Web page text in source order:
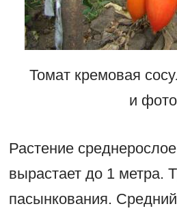
Томат кремовая
и фото
Растение
вырастает до 1 метра.
пасынкования.